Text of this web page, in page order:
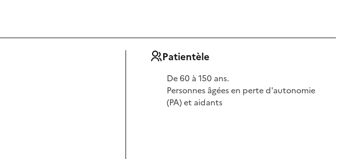
Patientèle
De 60 à 150 ans.
Personnes âgées en perte d'autonomie
(PA) et aidants